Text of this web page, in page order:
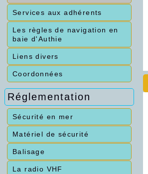
Services aux adhérents
Les règles de navigation en
baie d'Authie
Liens divers
Coordonnées
Réglementation
Sécurité en mer
Matériel de sécurité
Balisage
La radio VHF